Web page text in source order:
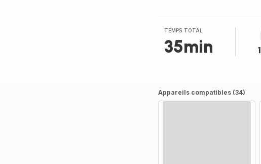
TEMPS TOTAL
35min
Appareils compatibles (34)